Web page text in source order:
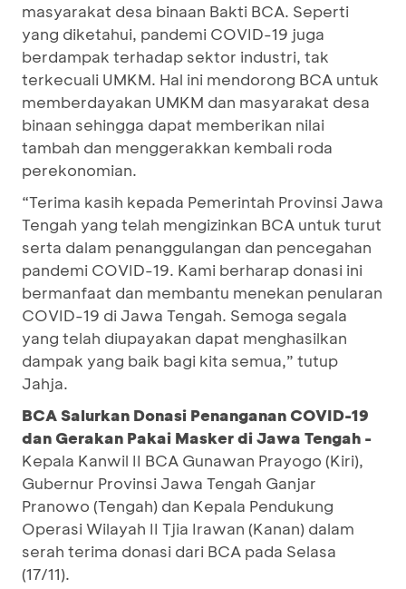
masyarakat desa binaan Bakti BCA. Seperti
yang diketahui, pandemi COVID-19 juga
berdampak terhadap sektor industri, tak
terkecuali UMKM. Hal ini mendorong BCA untuk
memberdayakan UMKM dan masyarakat desa
binaan sehingga dapat memberikan nilai
tambah dan menggerakkan kembali roda
perekonomian.
“Terima kasih kepada Pemerintah Provinsi Jawa
Tengah yang telah mengizinkan BCA untuk turut
serta dalam penanggulangan dan pencegahan
pandemi COVID-19. Kami berharap donasi ini
bermanfaat dan membantu menekan penularan
COVID-19 di Jawa Tengah. Semoga segala
yang telah diupayakan dapat menghasilkan
dampak yang baik bagi kita semua,” tutup
Jahja.
BCA Salurkan Donasi Penanganan COVID-19
dan Gerakan Pakai Masker di Jawa Tengah -
Kepala Kanwil II BCA Gunawan Prayogo (Kiri),
Gubernur Provinsi Jawa Tengah Ganjar
Pranowo (Tengah) dan Kepala Pendukung
Operasi Wilayah II Tjia Irawan (Kanan) dalam
serah terima donasi dari BCA pada Selasa
(17/11).